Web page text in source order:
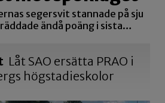
segersvit stannade på sju
ändå poäng i sista…
Låt SAO ersätta PRAO i
högstadieskolor